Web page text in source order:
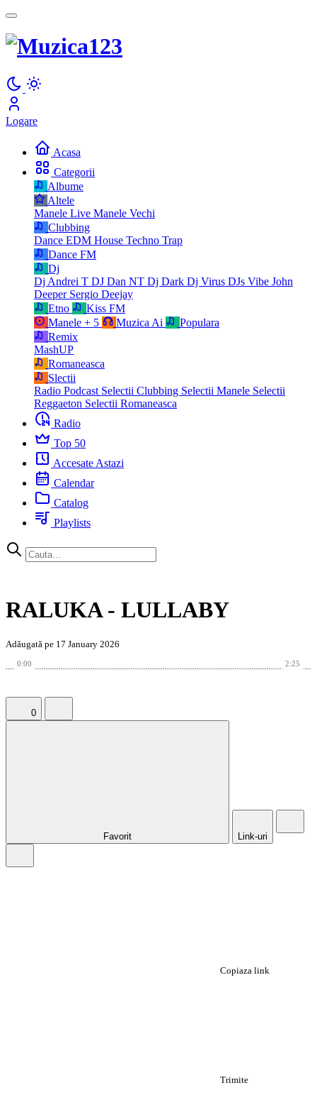
Logare
Acasa
Categorii
Albume
Altele
Manele Live Manele Vechi
Clubbing
Dance EDM House Techno Trap
Dance FM
Dj
Dj Andrei T DJ Dan NT Dj Dark Dj Virus DJs Vibe John
Deeper Sergio Deejay
Etno
Kiss FM
Manele + 5 Muzica Ai
Populara
Remix
MashUP
Romaneasca
Slectii
Radio Podcast Selectii Clubbing Selectii Manele Selectii
Reggaeton Selectii Romaneasca
Radio
Top 50
Accesate Astazi
Calendar
Catalog
Playlists
RALUKA - LULLABY
Adăugată pe 17 January 2026
0:00 2:25
0
Favorit Link-uri
Copiaza link
Trimite